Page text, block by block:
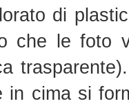
di
che le foto
in cima si